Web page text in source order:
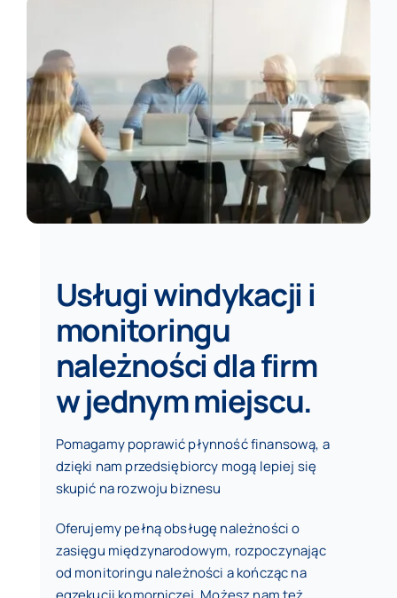
Usługi windykacji i
monitoringu
należności dla firm
w jednym miejscu.
Pomagamy poprawić płynność finansową, a
dzięki nam przedsiębiorcy mogą lepiej się
skupić na rozwoju biznesu
Oferujemy pełną obsługę należności o
zasięgu międzynarodowym, rozpoczynając
od monitoringu należności a kończąc na